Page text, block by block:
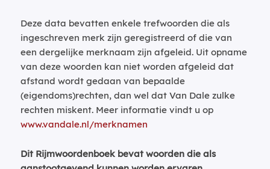
Deze data bevatten enkele trefwoorden die als
ingeschreven merk zijn geregistreerd of die van
een dergelijke merknaam zijn afgeleid. Uit opname
van deze woorden kan niet worden afgeleid dat
afstand wordt gedaan van bepaalde
(eigendoms)rechten, dan wel dat Van Dale zulke
rechten miskent. Meer informatie vindt u op
www.vandale.nl/merknamen
Dit Rijmwoordenboek bevat woorden die als